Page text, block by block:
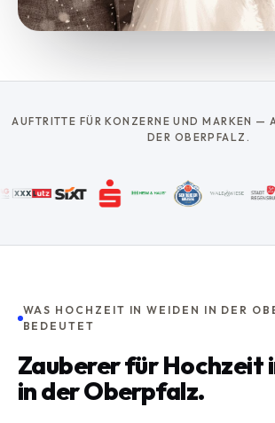
AUFTRITTE FÜR KONZERNE UND MARKEN —
DER OBERPFALZ.
WAS HOCHZEIT IN WEIDEN IN DER
BEDEUTET
Zauberer für Hochzeit
in der Oberpfalz.